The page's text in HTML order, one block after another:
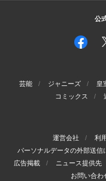
公
芸能 ジャニーズ 皇
コミックス
運営会社 利
パーソナルデータの外部送信
広告掲載
ニュース提供先
お問い合わ